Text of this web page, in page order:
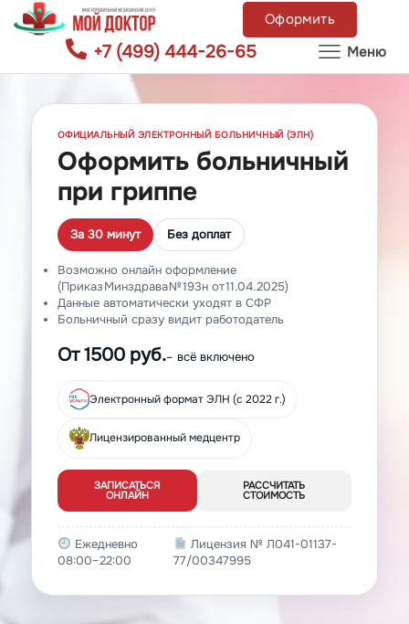
Оформить
+7 (499) 444-26-65 Меню
ОФИЦИАЛЬНЫЙ ЭЛЕКТРОННЫЙ БОЛЬНИЧНЫЙ (ЭЛН)
Оформить больничный
при гриппе
За 30 минут Без доплат
Возможно онлайн оформление
(Приказ Минздрава № 193н от 11.04.2025)
Данные автоматически уходят в СФР
Больничный сразу видит работодатель
От 1500 руб.– всё включено
Электронный формат ЭЛН (с 2022 г.)
Лицензированный медцентр
ЗАПИСАТЬСЯ
ОНЛАЙН
РАССЧИТАТЬ
СТОИМОСТЬ
Ежедневно
08:00–22:00
Лицензия № Л041-01137-
77/00347995